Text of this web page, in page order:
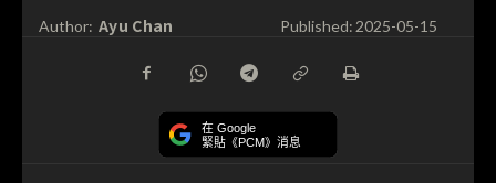
Author: Ayu Chan Published: 2025-05-15
在 Google
緊貼《PCM》消息